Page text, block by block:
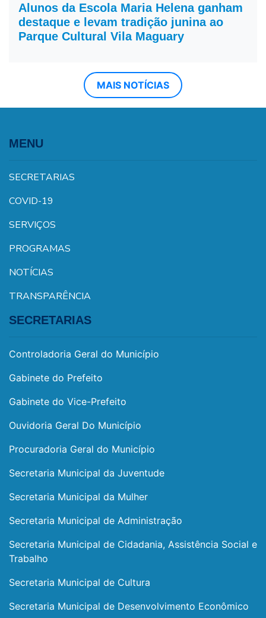
Alunos da Escola Maria Helena ganham
destaque e levam tradição junina ao
Parque Cultural Vila Maguary
MAIS NOTÍCIAS
MENU
SECRETARIAS
COVID-19
SERVIÇOS
PROGRAMAS
NOTÍCIAS
TRANSPARÊNCIA
SECRETARIAS
Controladoria Geral do Município
Gabinete do Prefeito
Gabinete do Vice-Prefeito
Ouvidoria Geral Do Município
Procuradoria Geral do Município
Secretaria Municipal da Juventude
Secretaria Municipal da Mulher
Secretaria Municipal de Administração
Secretaria Municipal de Cidadania, Assistência Social e
Trabalho
Secretaria Municipal de Cultura
Secretaria Municipal de Desenvolvimento Econômico